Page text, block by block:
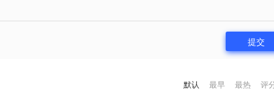
提交
默认 最早 最热 评